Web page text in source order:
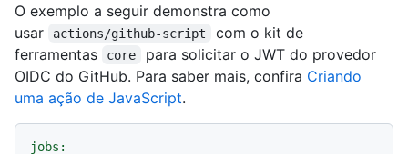
O exemplo a seguir demonstra como
usar
actions/github-script
com o kit de
ferramentas
core
para solicitar o JWT do provedor
OIDC do GitHub. Para saber mais, confira Criando
uma ação de JavaScript.
jobs: